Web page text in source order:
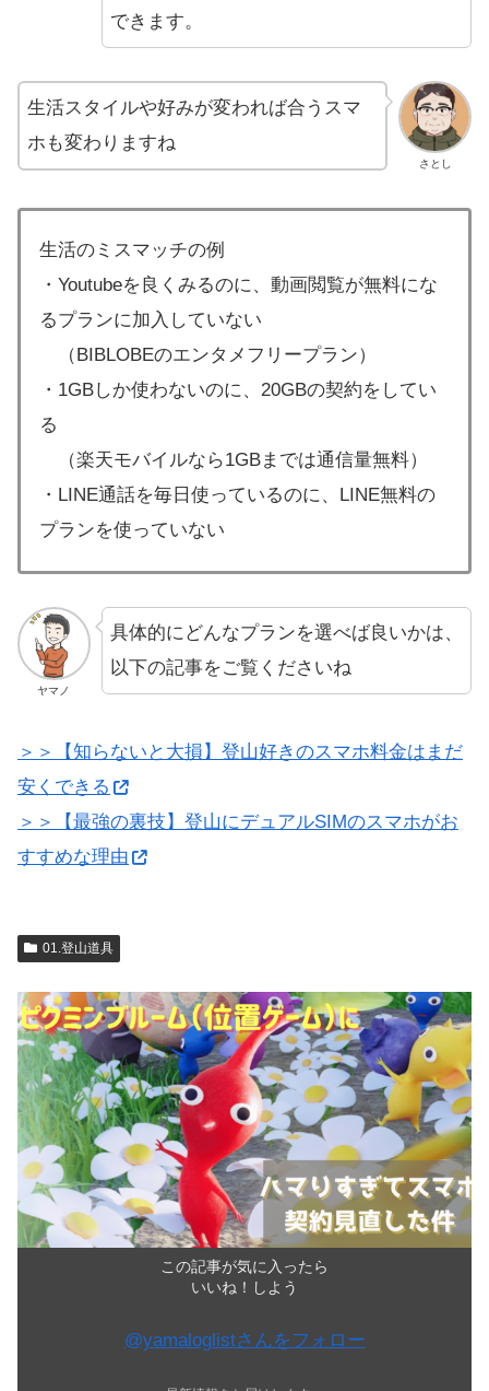
できます。
さとし
生活スタイルや好みが変われば合うスマ
ホも変わりますね
生活のミスマッチの例
・Youtubeを良くみるのに、動画閲覧が無料にな
るプランに加入していない
（BIBLOBEのエンタメフリープラン）
・1GBしか使わないのに、20GBの契約をしてい
る
（楽天モバイルなら1GBまでは通信量無料）
・LINE通話を毎日使っているのに、LINE無料の
プランを使っていない
ヤマノ
具体的にどんなプランを選べば良いかは、
以下の記事をご覧くださいね
＞＞【知らないと大損】登山好きのスマホ料金はまだ
安くできる
＞＞【最強の裏技】登山にデュアルSIMのスマホがお
すすめな理由
01.登山道具
この記事が気に入ったら
いいね！しよう
@yamaloglistさんをフォロー